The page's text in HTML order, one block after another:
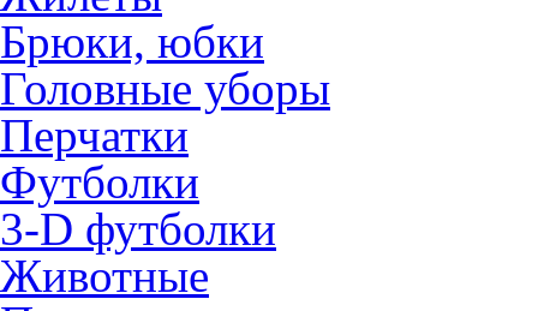
Брюки, юбки
Головные уборы
Перчатки
Футболки
3-D футболки
Животные